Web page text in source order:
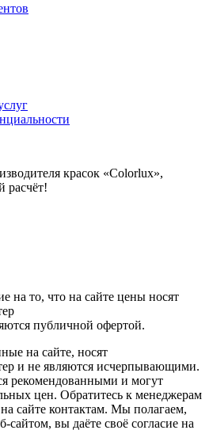
красок «Colorlux»,
расчёт!
то, что на сайте цены носят
публичной офертой.
на сайте, носят
и не являются исчерпывающими.
рекомендованными и могут
цен. Обратитесь к менеджерам
сайте контактам. Мы полагаем,
сайтом, вы даёте своё согласие на